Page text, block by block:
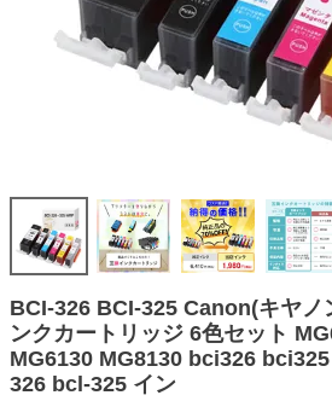
再生インクカートリッジ
記事を探す
ご利用ガイド
よくある質問
会員専用商品
説明書ダウンロード
BCI-326 BCI-325 Canon(キヤノ
ンクカートリッジ 6色セット
MG6130 MG8130 bci326
326 bcl-325 イン